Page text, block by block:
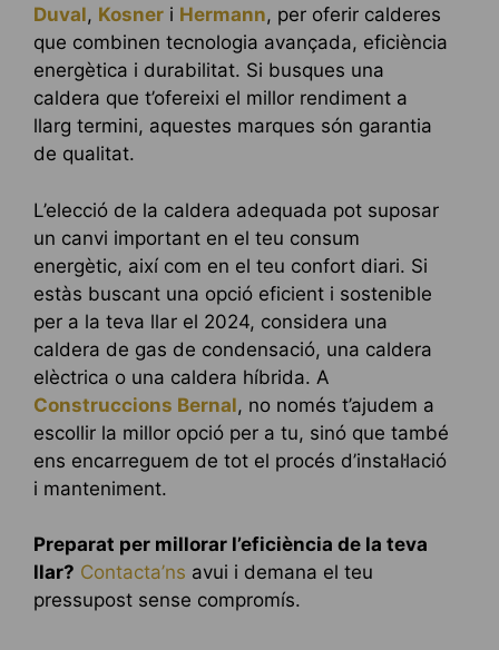
Duval, Kosner i Hermann, per oferir calderes
que combinen tecnologia avançada, eficiència
energètica i durabilitat. Si busques una
caldera que t’ofereixi el millor rendiment a
llarg termini, aquestes marques són garantia
de qualitat.
L’elecció de la caldera adequada pot suposar
un canvi important en el teu consum
energètic, així com en el teu confort diari. Si
estàs buscant una opció eficient i sostenible
per a la teva llar el 2024, considera una
caldera de gas de condensació, una caldera
elèctrica o una caldera híbrida. A
Construccions Bernal, no només t’ajudem a
escollir la millor opció per a tu, sinó que també
ens encarreguem de tot el procés d’instal·lació
i manteniment.
Preparat per millorar l’eficiència de la teva
llar? Contacta’ns avui i demana el teu
pressupost sense compromís.